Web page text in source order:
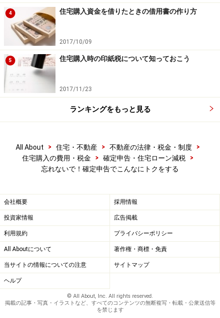
4 住宅購入資金を借りたときの借用書の作り方
2017/10/09
5 住宅購入時の印紙税について知っておこう
2017/11/23
ランキングをもっと見る
All About > 住宅・不動産 > 不動産の法律・税金・制度
>
住宅購入の費用・税金
> 確定申告・住宅ローン減税
>
忘れないで！確定申告でこんなにトクをする
会社概要 採用情報
投資家情報 広告掲載
利用規約 プライバシーポリシー
All Aboutについて 著作権・商標・免責
当サイトの情報についての注意 サイトマップ
ヘルプ
© All About, Inc. All rights reserved.
掲載の記事・写真・イラストなど、すべてのコンテンツの無断複写・転載・公衆送信等
を禁じます